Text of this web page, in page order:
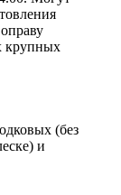
крупных
(без
и